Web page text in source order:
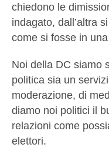
chiedono le
indagato, dall’altra
come si fosse in
Noi della DC siamo
politica sia un
moderazione, di
diamo noi politici il
relazioni come
elettori.